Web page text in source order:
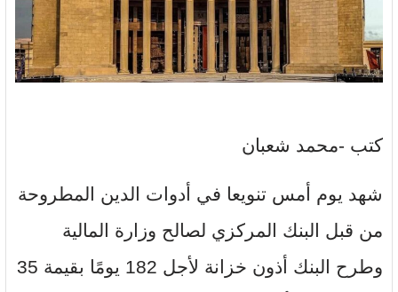
كتب -محمد شعبان
شهد يوم أمس تنويعا في أدوات الدين المطروحة
من قبل البنك المركزي لصالح وزارة المالية
وطرح البنك أذون خزانة لأجل 182 يومًا بقيمة 35